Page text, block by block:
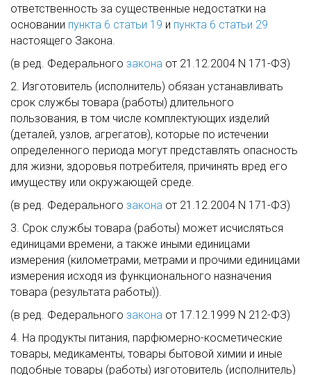
ответственность за существенные недостатки на
основании пункта 6 статьи 19 и пункта 6 статьи 29
настоящего Закона.
(в ред. Федерального закона от 21.12.2004 N 171-ФЗ)
2. Изготовитель (исполнитель) обязан устанавливать
срок службы товара (работы) длительного
пользования, в том числе комплектующих изделий
(деталей, узлов, агрегатов), которые по истечении
определенного периода могут представлять опасность
для жизни, здоровья потребителя, причинять вред его
имуществу или окружающей среде.
(в ред. Федерального закона от 21.12.2004 N 171-ФЗ)
3. Срок службы товара (работы) может исчисляться
единицами времени, а также иными единицами
измерения (километрами, метрами и прочими единицами
измерения исходя из функционального назначения
товара (результата работы)).
(в ред. Федерального закона от 17.12.1999 N 212-ФЗ)
4. На продукты питания, парфюмерно-косметические
товары, медикаменты, товары бытовой химии и иные
подобные товары (работы) изготовитель (исполнитель)